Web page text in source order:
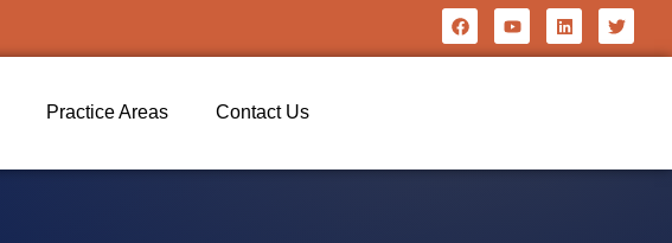
Practice Areas Contact Us